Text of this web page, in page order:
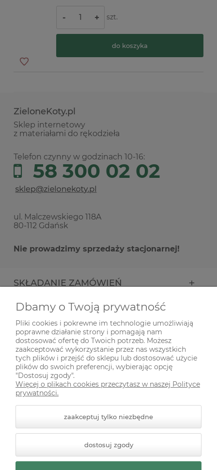
- + szt.
do koszyka
ZieloneKoty.pl
Sklep internetowy
z materiałami do rękodzieła
Telefon czynny w godzinach 10-16:
58 300 02 02
ul. Malczewskiego 118A
80-112 Gdańsk
Nie prowadzimy sprzedaży stacjonarnej!
SKŁADANIE ZAMÓWIEŃ
INFORMACJE
ODWIEDŹ NAS NA
Styl graficzny ShopGadget.pl
Sklep internetowy Shoper
Premium
Dbamy o Twoją prywatność
Pliki cookies i pokrewne im technologie umożliwiają
poprawne działanie strony i pomagają nam
dostosować ofertę do Twoich potrzeb. Możesz
zaakceptować wykorzystanie przez nas wszystkich
tych plików i przejść do sklepu lub dostosować użycie
plików do swoich preferencji, wybierając opcję
"Dostosuj zgody".
Więcej o plikach cookies przeczytasz w naszej Polityce
prywatności.
zaakceptuj tylko niezbędne
dostosuj zgody